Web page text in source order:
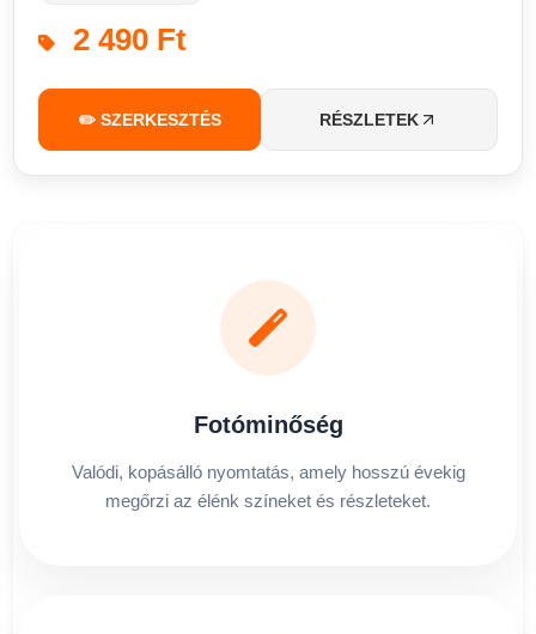
2 490 Ft
✏️ SZERKESZTÉS RÉSZLETEK
Fotóminőség
Valódi, kopásálló nyomtatás, amely hosszú évekig
megőrzi az élénk színeket és részleteket.